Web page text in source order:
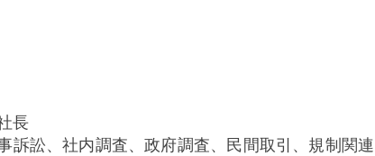
長
訴訟、社内調査、政府調査、民間取引、規制関連